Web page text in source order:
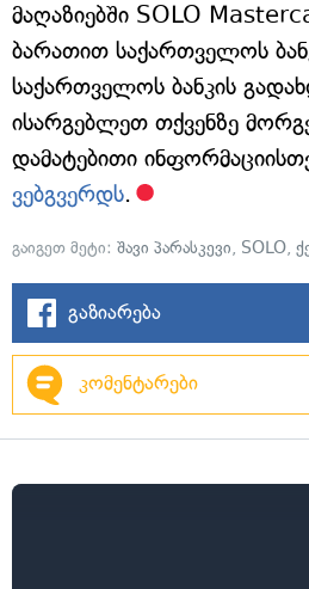
მაღაზიებში SOLO
ბარათით საქართველოს
საქართველოს ბანკის
ისარგებლეთ თქვენზე
დამატებითი
ვებგვერდს.
გაიგეთ მეტი: შავი პარასკევი, SOLO,
გაზიარება
კომენტარები